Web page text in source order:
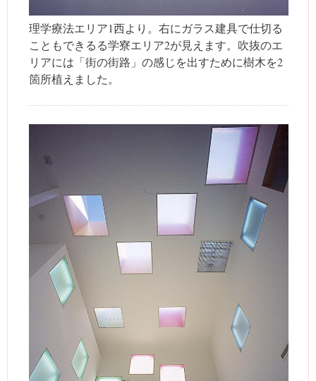
理学療法エリア1西より。右にガラス建具で仕切る
こともできるる学寮エリア2が見えます。吹抜のエ
リアには「街の街路」の感じを出すために樹木を2
箇所植えました。